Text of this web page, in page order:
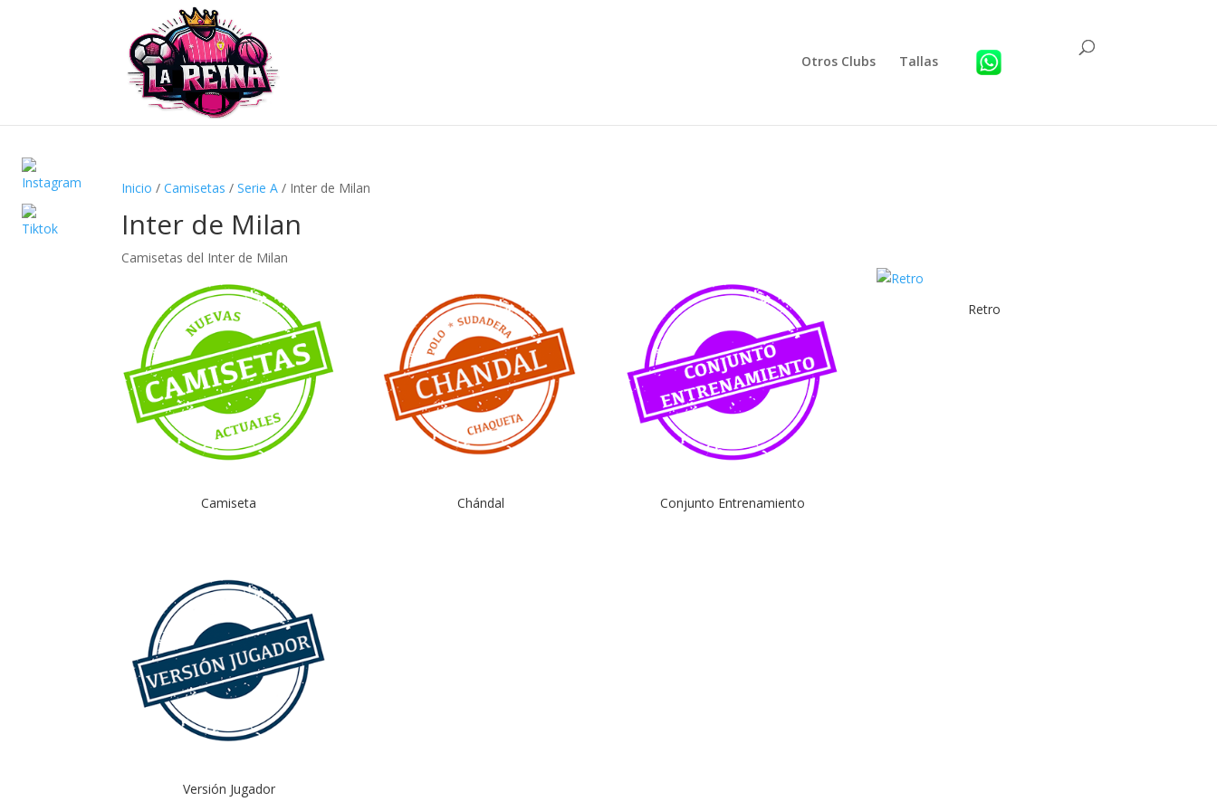
Otros Clubs Tallas
Inicio /Camisetas /Serie A / Inter de Milan
Inter de Milan
Camisetas del Inter de Milan
Camiseta Chándal Conjunto Entrenamiento
Retro
Versión Jugador